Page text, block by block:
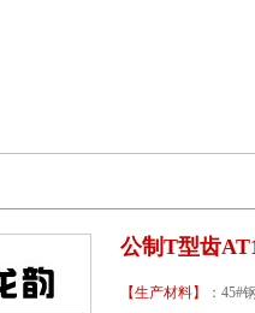
公制T型齿
【生产材料】
：